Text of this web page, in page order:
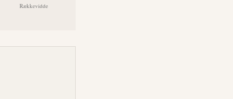
Rækkevidde